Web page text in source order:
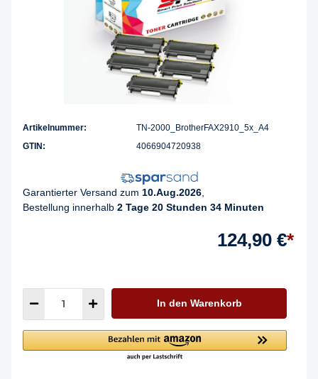
Artikelnummer:
TN-2000_BrotherFAX2910_5x_A4
GTIN:
4066904720938
Garantierter Versand zum 10.Aug.2026
Bestellung innerhalb 2 Tage 20 Stunden 34 Minuten
124,90 €*
In den Warenkorb